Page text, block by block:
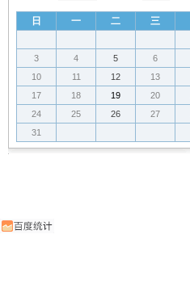
日 一 二 三
3
4 5 6
10
11 12 13
17
18 19 20
24
25 26 27
31